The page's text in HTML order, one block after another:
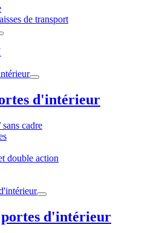
de transport
d'intérieur
cadre
double action
portes d'intérieur